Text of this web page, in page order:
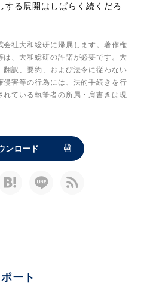
する展開はしばらく続くだろ
会社大和総研に帰属します。著作権
、大和総研の許諾が必要です。大
訳、要約、および法令に従わない
害等の行為には、法的手続きを行
れている執筆者の所属・肩書きは現
ンロード
ート